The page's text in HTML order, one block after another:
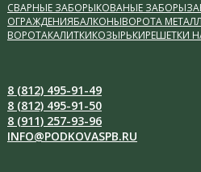
СВАРНЫЕ ЗАБОРЫКОВАНЫЕ ЗАБОРЫ
ОГРАЖДЕНИЯБАЛКОНЫВОРОТА
ВОРОТАКАЛИТКИКОЗЫРЬКИРЕШЕТКИ
8 (812) 495-91-49
8 (812) 495-91-50
8 (911) 257-93-96
INFO@PODKOVASPB.RU